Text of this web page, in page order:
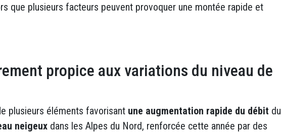
que plusieurs facteurs peuvent provoquer une montée rapide et
propice aux variations du niveau de
plusieurs éléments favorisant une augmentation rapide du débit du
neigeux dans les Alpes du Nord, renforcée cette année par des